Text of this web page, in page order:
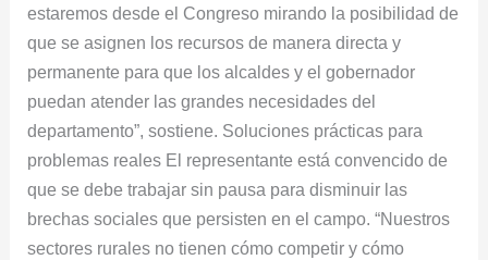
estaremos desde el Congreso mirando la posibilidad de
que se asignen los recursos de manera directa y
permanente para que los alcaldes y el gobernador
puedan atender las grandes necesidades del
departamento”, sostiene. Soluciones prácticas para
problemas reales El representante está convencido de
que se debe trabajar sin pausa para disminuir las
brechas sociales que persisten en el campo. “Nuestros
sectores rurales no tienen cómo competir y cómo